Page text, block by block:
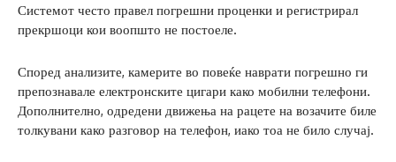
Системот често правел погрешни проценки и регистрирал
прекршоци кои воопшто не постоеле.
Според анализите, камерите во повеќе наврати погрешно ги
препознавале електронските цигари како мобилни телефони.
Дополнително, одредени движења на рацете на возачите биле
толкувани како разговор на телефон, иако тоа не било случај.